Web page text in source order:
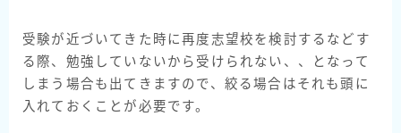
受験が近づいてきた時に再度志望校を検討するなどす
る際、勉強していないから受けられない、、となって
しまう場合も出てきますので、絞る場合はそれも頭に
入れておくことが必要です。